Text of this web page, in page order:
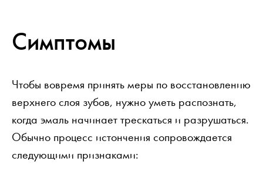
Симптомы
Чтобы вовремя принять меры по восстановлению
верхнего слоя зубов, нужно уметь распознать,
когда эмаль начинает трескаться и разрушаться.
Обычно процесс истончения сопровождается
следующими признаками: